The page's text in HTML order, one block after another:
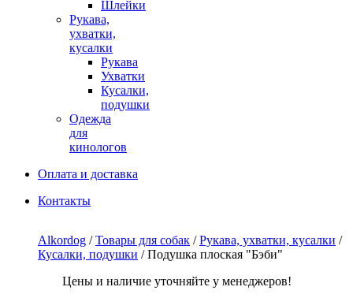
Шлейки
Рукава,
ухватки,
кусалки
Рукава
Ухватки
Кусалки,
подушки
Одежда
для
кинологов
Оплата и доставка
Контакты
Alkordog /Товары для собак /Рукава, ухватки, кусалки /
Кусалки, подушки / Подушка плоская "Бэби"
Цены и наличие уточняйте у менеджеров!